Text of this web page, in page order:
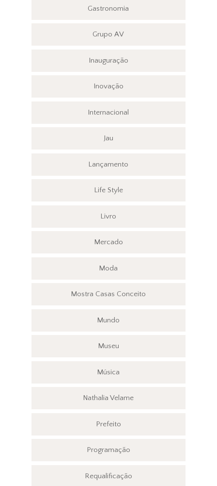
Gastronomia
Grupo AV
Inauguração
Inovação
Internacional
Jau
Lançamento
Life Style
Livro
Mercado
Moda
Mostra Casas Conceito
Mundo
Museu
Música
Nathalia Velame
Prefeito
Programação
Requalificação